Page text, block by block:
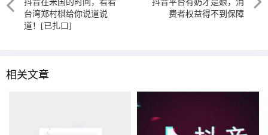
抖音在米国的时间，看看
台湾郑村棋给你说道说
道！[已扎口]
抖音平台有奶才是娘，消
费者权益得不到保障
相关文章